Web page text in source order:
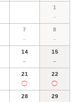
1
－
7
－
8
－
14
－
15
－
21
◯
22
◯
28 29